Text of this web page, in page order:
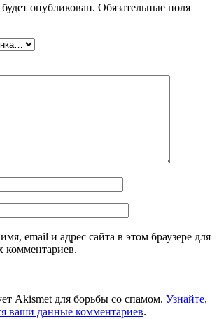
опубликован. Обязательные поля
email и адрес сайта в этом браузере для
Akismet для борьбы со спамом. Узнайте,
ваши данные комментариев.